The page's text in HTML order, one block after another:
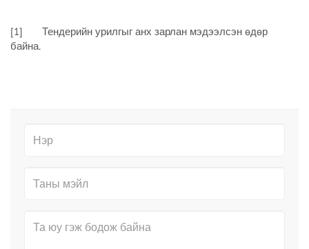
[1] Тендерийн урилгыг анх зарлан мэдээлсэн өдөр
байна.